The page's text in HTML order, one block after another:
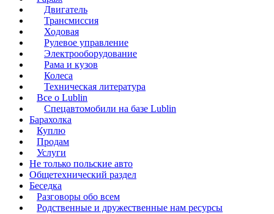
Двигатель
Трансмиссия
Ходовая
Рулевое управление
Электрооборудование
Рама и кузов
Колеса
Техническая литература
Все о Lublin
Спецавтомобили на базе Lublin
Барахолка
Куплю
Продам
Услуги
Не только польские авто
Общетехнический раздел
Беседка
Разговоры обо всем
Родственные и дружественные нам ресурсы